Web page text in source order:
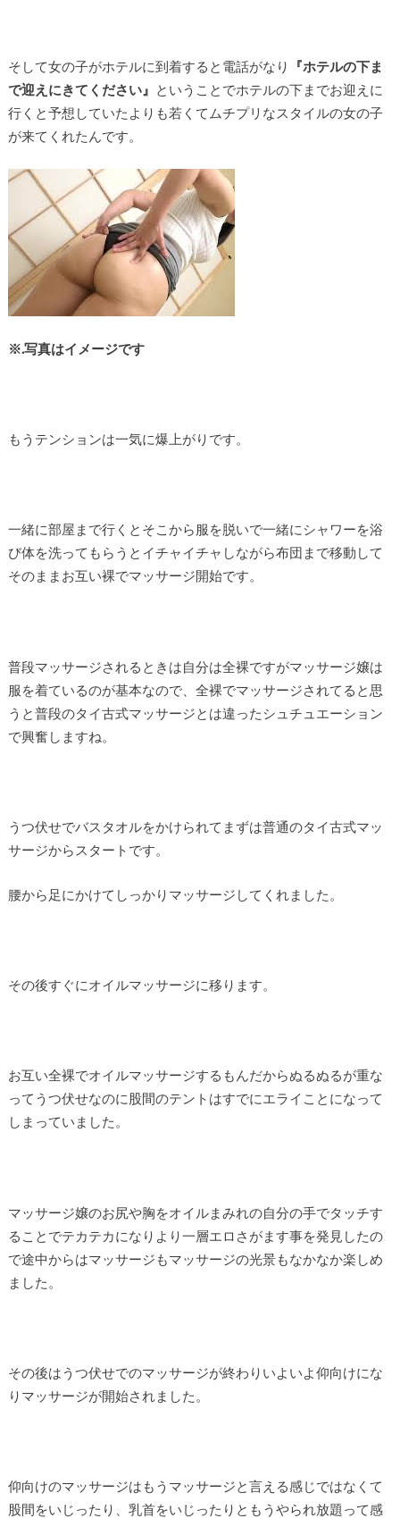
そして女の子がホテルに到着すると電話がなり
『ホテルの下ま
で迎えにきてください』
ということでホテルの下までお迎えに
行くと予想していたよりも若くてムチプリなスタイルの女の子
が来てくれたんです。
※.写真はイメージです
もうテンションは一気に爆上がりです。
一緒に部屋まで行くとそこから服を脱いで一緒にシャワーを浴
び体を洗ってもらうとイチャイチャしながら布団まで移動して
そのままお互い裸でマッサージ開始です。
普段マッサージされるときは自分は全裸ですがマッサージ嬢は
服を着ているのが基本なので、全裸でマッサージされてると思
うと普段のタイ古式マッサージとは違ったシュチュエーション
で興奮しますね。
うつ伏せでバスタオルをかけられてまずは普通のタイ古式マッ
サージからスタートです。
腰から足にかけてしっかりマッサージしてくれました。
その後すぐにオイルマッサージに移ります。
お互い全裸でオイルマッサージするもんだからぬるぬるが重な
ってうつ伏せなのに股間のテントはすでにエライことになって
しまっていました。
マッサージ嬢のお尻や胸をオイルまみれの自分の手でタッチす
ることでテカテカになりより一層エロさがます事を発見したの
で途中からはマッサージもマッサージの光景もなかなか楽しめ
ました。
その後はうつ伏せでのマッサージが終わりいよいよ仰向けにな
りマッサージが開始されました。
仰向けのマッサージはもうマッサージと言える感じではなくて
股間をいじったり、乳首をいじったりともうやられ放題って感